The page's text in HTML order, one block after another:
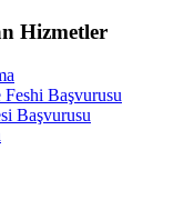
Hizmetler
Başvurusu
Başvurusu